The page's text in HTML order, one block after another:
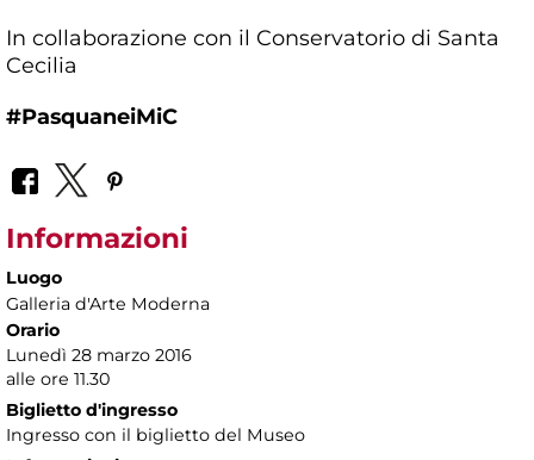
In collaborazione con il Conservatorio di Santa
Cecilia
#PasquaneiMiC
Informazioni
Luogo
Galleria d'Arte Moderna
Orario
Lunedì 28 marzo 2016
alle ore 11.30
Biglietto d'ingresso
Ingresso con il biglietto del Museo